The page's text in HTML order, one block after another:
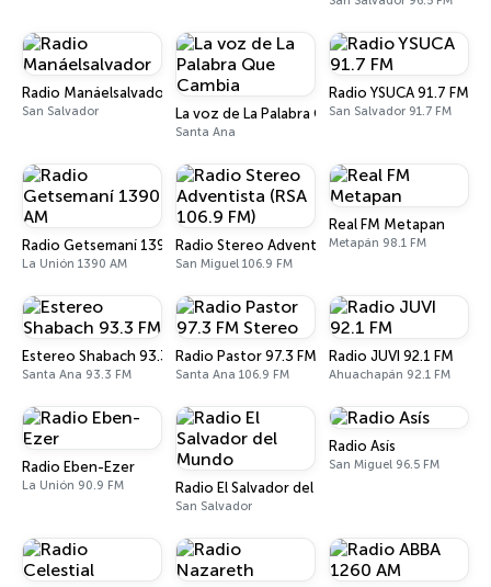
Radio Manáelsalvador
San Salvador La voz de La Palabra Que Cambia
Santa Ana
Radio YSUCA 91.7 FM
San Salvador 91.7 FM
Radio Getsemaní 1390 AM
La Unión 1390 AM
Radio Stereo Adventista (RSA 106.9 FM)
San Miguel 106.9 FM
Real FM Metapan
Metapán 98.1 FM
Estereo Shabach 93.3 FM
Santa Ana 93.3 FM
Radio Pastor 97.3 FM Stereo
Santa Ana 106.9 FM
Radio JUVI 92.1 FM
Ahuachapán 92.1 FM
Radio Eben-Ezer
La Unión 90.9 FM Radio El Salvador del Mundo
San Salvador
Radio Asís
San Miguel 96.5 FM